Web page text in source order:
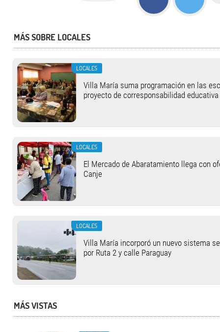
MÁS SOBRE LOCALES
LOCALES
Villa María suma programación en las
proyecto de corresponsabilidad educativa
LOCALES
El Mercado de Abaratamiento llega con
Canje
LOCALES
Villa María incorporó un nuevo sistema
por Ruta 2 y calle Paraguay
MÁS VISTAS